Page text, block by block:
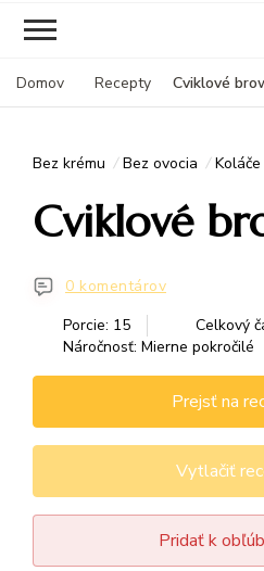
Domov Recepty Cviklové
Bez krému Bez ovocia
Cviklové
0 komentárov
Porcie: 15
Celkový
Náročnosť: Mierne pokročilé
Prejsť na
Vytlačiť
Pridať k